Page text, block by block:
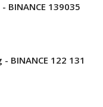
139035
BINANCE 122 131